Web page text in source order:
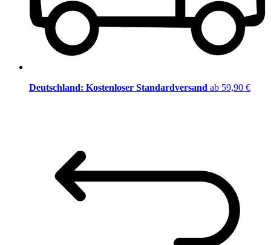
Deutschland: Kostenloser Standardversand ab 59,90 €